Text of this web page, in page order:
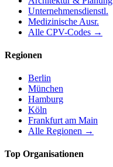
Unternehmensdienstl.
Medizinische Ausr.
Alle CPV-Codes →
Regionen
Berlin
München
Hamburg
Köln
Frankfurt am Main
Alle Regionen →
Top Organisationen